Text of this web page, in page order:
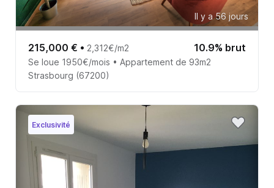
Il y a 56 jours
215,000 € • 2,312€/m2 10.9% brut
Se loue 1950€/mois • Appartement de 93m2
Strasbourg (67200)
Exclusivité